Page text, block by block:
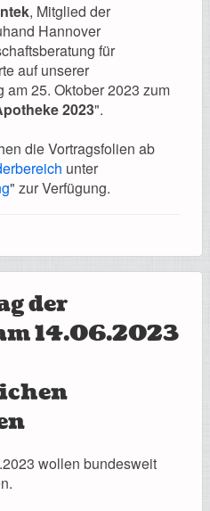
, Mitglied der
Hannover
für
auf unserer
25. Oktober 2023 zum
2023".
die Vortragsfolien ab
unter
" zur Verfügung.
der
14.06.2023
wollen bundesweit